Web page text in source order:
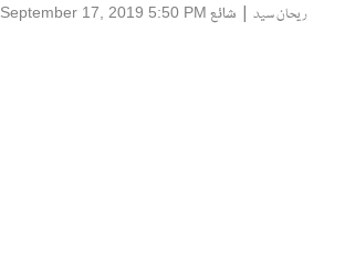
ریحان سید | شائع September 17, 2019 5:50 PM